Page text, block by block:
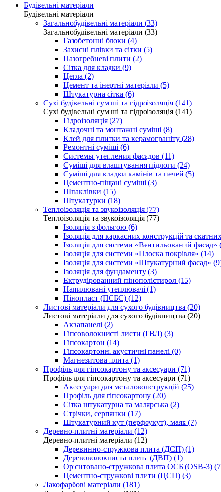
Будівельні матеріали
Будівельні матеріали
Загальнобудівельні матеріали (33)
Загальнобудівельні матеріали (33)
Газобетонні блоки (4)
Захисні плівки та сітки (5)
Пазогребневі плити (2)
Сітка для кладки (9)
Цегла (2)
Цемент та інертні матеріали (5)
Штукатурна сітка (6)
Сухі будівельні суміші та гідроізоляція (141)
Сухі будівельні суміші та гідроізоляція (141)
Гідроізоляція (27)
Кладочні та монтажні суміші (8)
Клей для плитки та керамограніту (28)
Ремонтні суміші (6)
Системы утепления фасадов (11)
Суміші для влаштування підлоги (24)
Суміші для кладки камінів та печей (5)
Цементно-піщані суміші (3)
Шпаклівки (15)
Штукатурки (18)
Теплоізоляція та звукоізоляція (77)
Теплоізоляція та звукоізоляція (77)
Ізоляція з фольгою (6)
Ізоляція для каркасних конструкцій та
Ізоляція для системи «Вентильований фасад»
Ізоляція для системи «Плоска покрівля» (14)
Ізоляція для системи «Штукатурний фасад»
Ізоляція для фундаменту (3)
Ектрудірованний пінополістирол (15)
Напилювані утеплювачі (1)
Пінопласт (ПСБС) (12)
Листові матеріали для сухого будівництва (20)
Листові матеріали для сухого будівництва (20)
Аквапанелі (2)
Гіпсоволокнисті листи (ГВЛ) (3)
Гіпсокартон (14)
Гіпсокартонні акустичні панелі (0)
Магнезитова плита (1)
Профіль для гіпсокартону та аксесуари (71)
Профіль для гіпсокартону та аксесуари (71)
Аксесуари для металоконструкцій (25)
Профіль для гіпсокартону (20)
Сітка штукатурна та малярська (2)
Стрічки, серпянки (17)
Штукатурний кут (перфоукут), маяк (7)
Деревно-плитні матеріали (12)
Деревно-плитні матеріали (12)
Деревинно-стружкова плита (ДСП) (1)
Деревоволокниста плита (ДВП) (1)
Орієнтовано-стружкова плита ОСБ (OSB-3)
Цементно-стружкові плити (ЦСП) (3)
Лакофарбові матеріали (181)